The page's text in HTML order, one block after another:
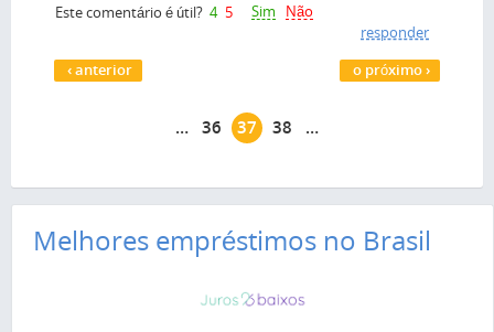
Este comentário é útil? 4 5 Sim
Não
responder
Páginas
‹ anterior
… 36 37 38 …
o próximo ›
Melhores empréstimos no Brasil